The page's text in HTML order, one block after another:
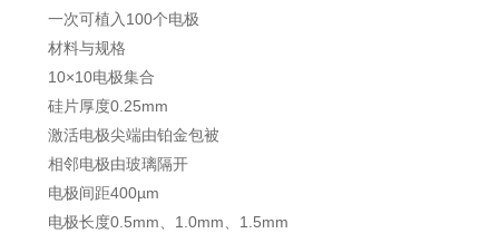
一次可植入100个电极
材料与规格
10×10电极集合
硅片厚度0.25mm
激活电极尖端由铂金包被
相邻电极由玻璃隔开
电极间距400µm
电极长度0.5mm、1.0mm、1.5mm